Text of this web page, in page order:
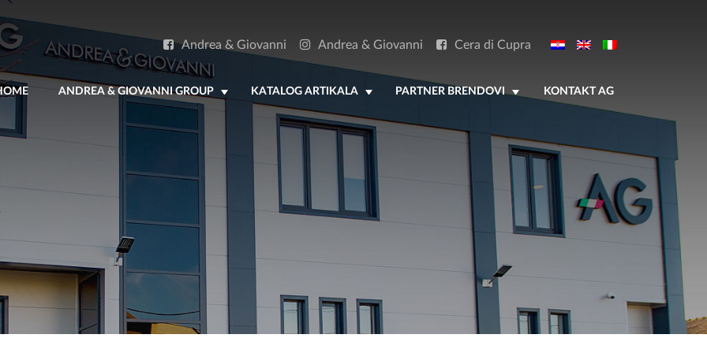
Andrea & Giovanni Andrea & Giovanni Cera di Cupra
ANDREA & GIOVANNI GROUP KATALOG ARTIKALA PARTNER BRENDOVI KONTAKT AG